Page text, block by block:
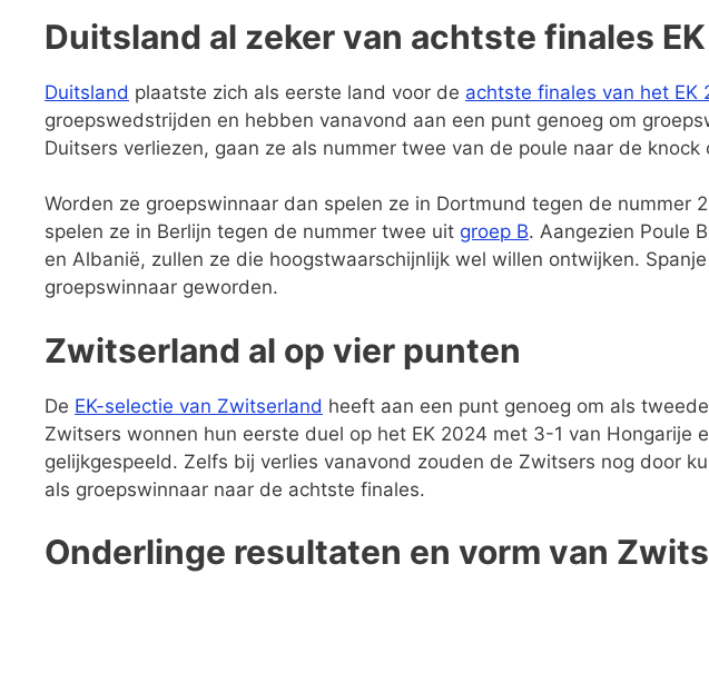
Duitsland al zeker van achtste finales
Duitsland plaatste zich als eerste land voor de achtste finales van het EK
groepswedstrijden en hebben vanavond aan een punt genoeg om
Duitsers verliezen, gaan ze als nummer twee van de poule naar de
Worden ze groepswinnaar dan spelen ze in Dortmund tegen de nummer
spelen ze in Berlijn tegen de nummer twee uit groep B. Aangezien Poule
en Albanië, zullen ze die hoogstwaarschijnlijk wel willen ontwijken.
groepswinnaar geworden.
Zwitserland al op vier punten
De EK-selectie van Zwitserland heeft aan een punt genoeg om als
Zwitsers wonnen hun eerste duel op het EK 2024 met 3-1 van Hongarije
gelijkgespeeld. Zelfs bij verlies vanavond zouden de Zwitsers nog door
als groepswinnaar naar de achtste finales.
Onderlinge resultaten en vorm van